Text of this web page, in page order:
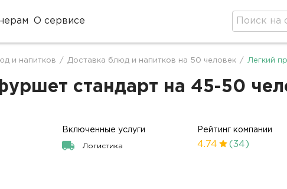
О сервисе
и напитков / Доставка блюд и напитков на 50 человек / Легкий
стандарт на 45-50
Включенные услуги
Логистика
Рейтинг компании
4.74 (34)